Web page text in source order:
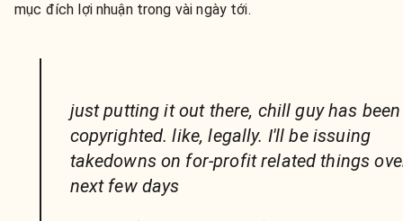
mục đích lợi nhuận trong vài ngày tới.
just putting it out there, chill guy has been
copyrighted. like, legally. I'll be issuing
takedowns on for-profit related things
next few days